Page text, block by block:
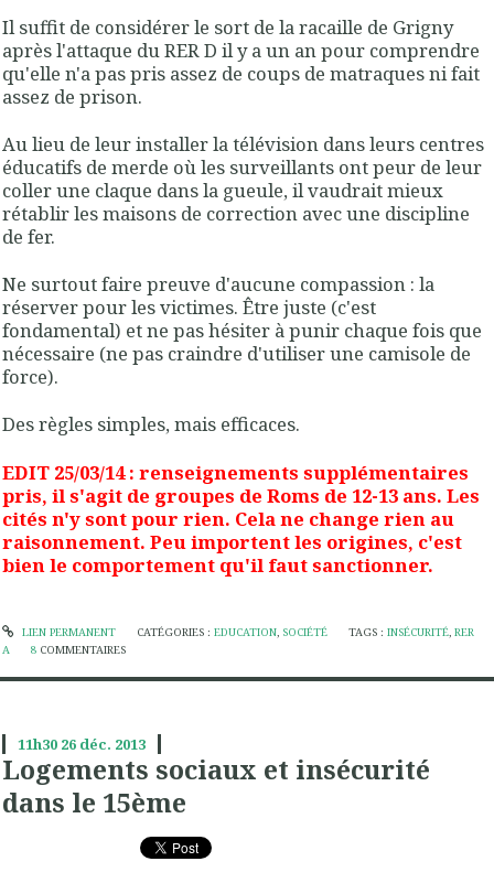
Il suffit de considérer le sort de la racaille de Grigny
après l'attaque du RER D il y a un an pour comprendre
qu'elle n'a pas pris assez de coups de matraques ni fait
assez de prison.
Au lieu de leur installer la télévision dans leurs centres
éducatifs de merde où les surveillants ont peur de leur
coller une claque dans la gueule, il vaudrait mieux
rétablir les maisons de correction avec une discipline
de fer.
Ne surtout faire preuve d'aucune compassion : la
réserver pour les victimes. Être juste (c'est
fondamental) et ne pas hésiter à punir chaque fois que
nécessaire (ne pas craindre d'utiliser une camisole de
force).
Des règles simples, mais efficaces.
EDIT 25/03/14 : renseignements supplémentaires
pris, il s'agit de groupes de Roms de 12-13 ans. Les
cités n'y sont pour rien. Cela ne change rien au
raisonnement. Peu importent les origines, c'est
bien le comportement qu'il faut sanctionner.
LIEN PERMANENT CATÉGORIES : EDUCATION, SOCIÉTÉ TAGS :INSÉCURITÉ,RER
A
8 COMMENTAIRES
11h30 26 déc. 2013
Logements sociaux et insécurité
dans le 15ème